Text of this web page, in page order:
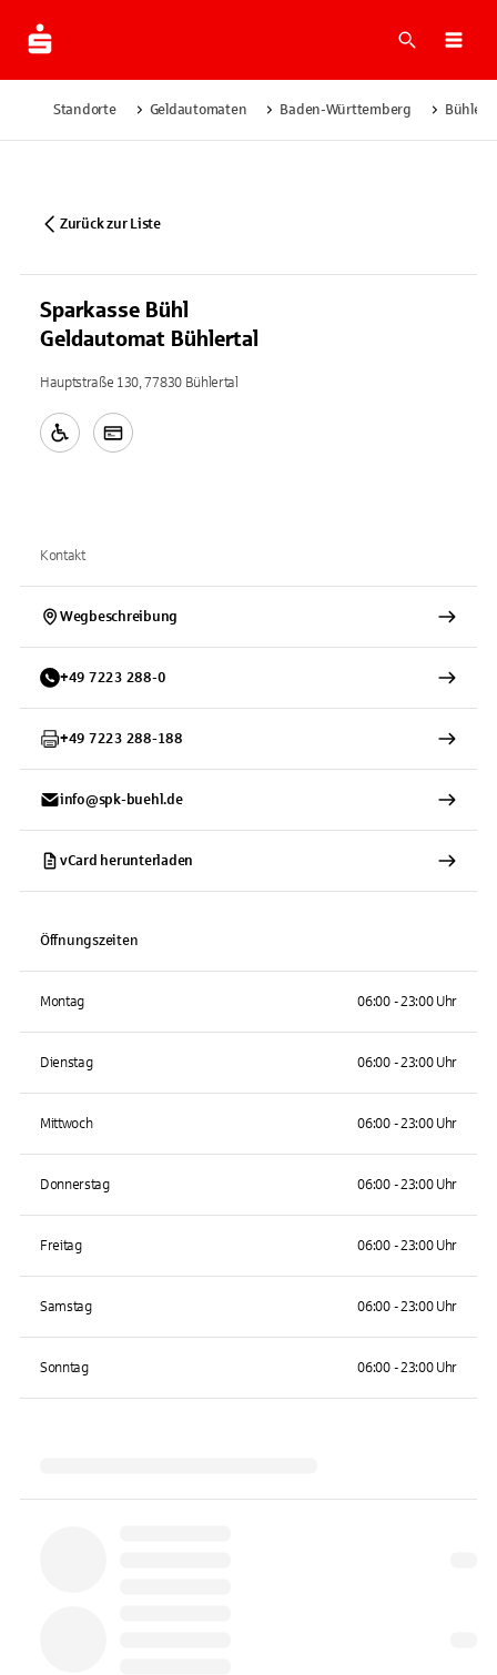
Suche
Standorte Geldautomaten Baden-Württemberg
Zurück zur Liste
Sparkasse Bühl
Geldautomat Bühlertal
Hauptstraße 130, 77830 Bühlertal
Kontakt
Wegbeschreibung
+49 7223 288-0
+49 7223 288-188
info@spk-buehl.de
vCard herunterladen
Öffnungszeiten
Montag 06:00 - 23:00 Uhr
Dienstag 06:00 - 23:00 Uhr
Mittwoch 06:00 - 23:00 Uhr
Donnerstag 06:00 - 23:00 Uhr
Freitag 06:00 - 23:00 Uhr
Samstag 06:00 - 23:00 Uhr
Sonntag 06:00 - 23:00 Uhr